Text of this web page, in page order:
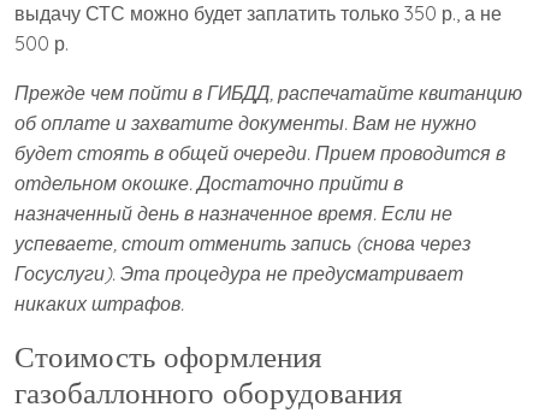
выдачу СТС можно будет заплатить только 350 р., а не
500 р.
Прежде чем пойти в ГИБДД, распечатайте квитанцию
об оплате и захватите документы. Вам не нужно
будет стоять в общей очереди. Прием проводится в
отдельном окошке. Достаточно прийти в
назначенный день в назначенное время. Если не
успеваете, стоит отменить запись (снова через
Госуслуги). Эта процедура не предусматривает
никаких штрафов.
Стоимость оформления
газобаллонного оборудования